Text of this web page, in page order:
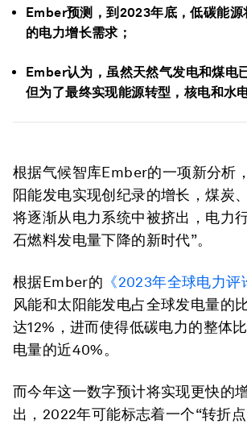
Ember预测，到2023年底，低碳能源
的电力增长需求；
Ember认为，虽然天然气发电和煤电
但为了最终实现能源转型，核电和水
根据气候智库Ember的一项新分析
阳能发电实现创纪录的增长，煤炭
将逐渐从电力系统中被挤出，电力
石燃料发电量下降的新时代”。
根据Ember的 《2023年全球电力评
风能和太阳能发电占全球发电量的
达12%，进而使得低碳电力的整体
电量的近40%。
而今年这一数字预计将实现更快的
出，2022年可能标志着一个“转折